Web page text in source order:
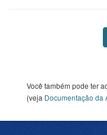
Você também pode ter
(veja Documentação da